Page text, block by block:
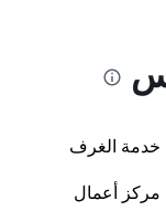
خدمة الغرف
مركز أعمال